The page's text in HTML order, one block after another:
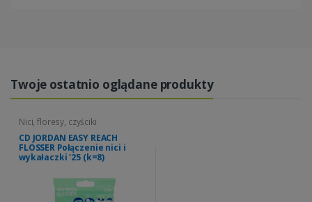
Twoje ostatnio oglądane produkty
Nici, floresy, czyściki
CD JORDAN EASY REACH
FLOSSER Połączenie nici i
wykałaczki '25 (k=8)